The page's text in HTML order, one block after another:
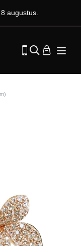
augustus.